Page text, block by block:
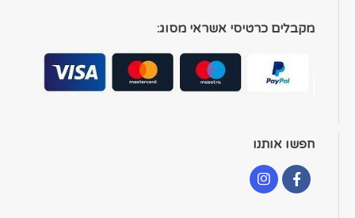
מקבלים כרטיסי אשראי מסוג:
חפשו אותנו